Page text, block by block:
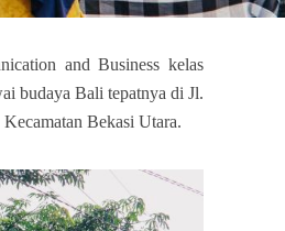
and Business kelas
budaya Bali tepatnya di Jl.
Bekasi Utara.